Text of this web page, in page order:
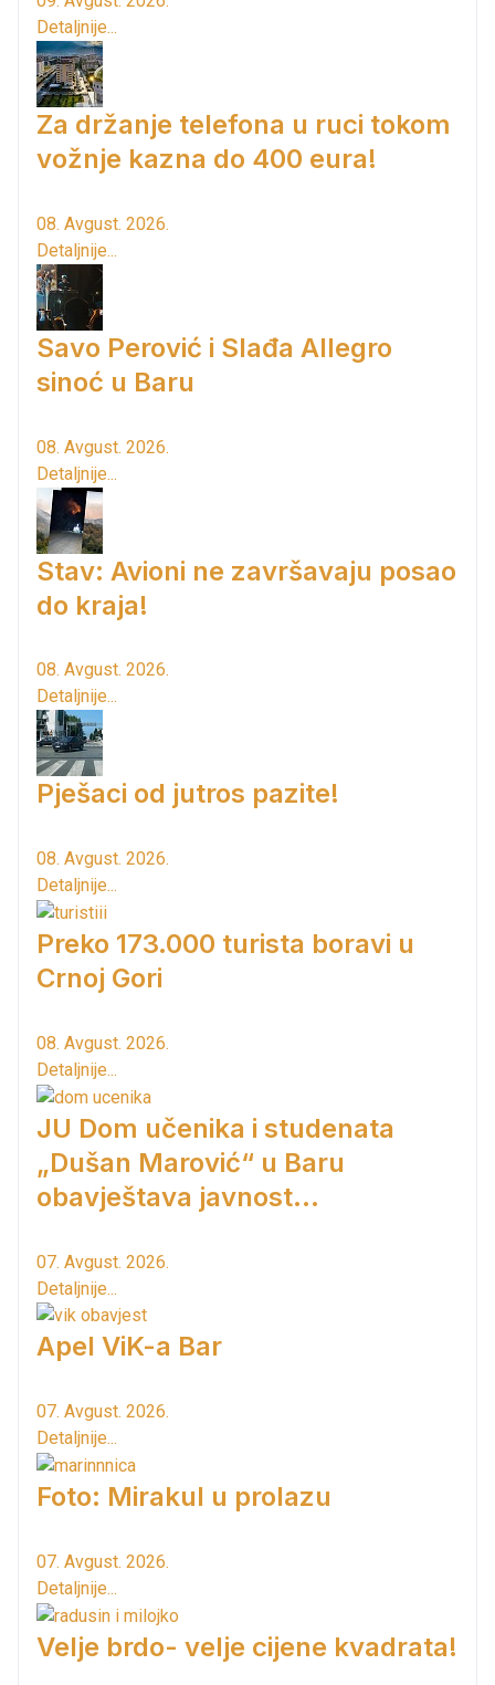
Detaljnije...
Za držanje telefona u ruci tokom
vožnje kazna do 400 eura!
08. Avgust. 2026.
Detaljnije...
Savo Perović i Slađa Allegro
sinoć u Baru
08. Avgust. 2026.
Detaljnije...
Stav: Avioni ne završavaju posao
do kraja!
08. Avgust. 2026.
Detaljnije...
Pješaci od jutros pazite!
08. Avgust. 2026.
Detaljnije...
Preko 173.000 turista boravi u
Crnoj Gori
08. Avgust. 2026.
Detaljnije...
JU Dom učenika i studenata
„Dušan Marović“ u Baru
obavještava javnost...
07. Avgust. 2026.
Detaljnije...
Apel ViK-a Bar
07. Avgust. 2026.
Detaljnije...
Foto: Mirakul u prolazu
07. Avgust. 2026.
Detaljnije...
Velje brdo- velje cijene kvadrata!